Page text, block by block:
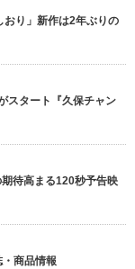
おり」新作は2年ぶりの
スタート『久保チャン
待高まる120秒予告映
商品情報